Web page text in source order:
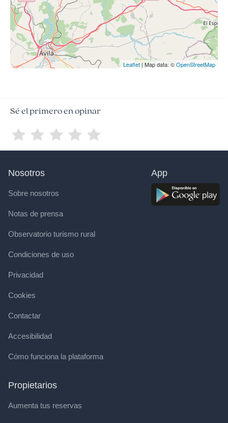
Leaflet | Map data: ©OpenStreetMap
Sé el primero en opinar
Nosotros
Sobre nosotros
Notas de prensa
Observatorio turismo rural
Condiciones de uso
Privacidad
Cookies
Contactar
Accesibilidad
Cómo funciona la plataforma
Propietarios
Aumenta tus reservas
App